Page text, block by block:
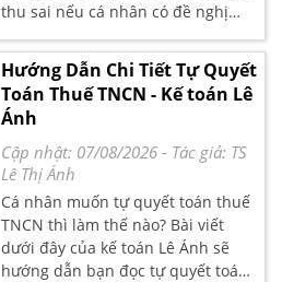
thu sai nếu cá nhân có đề nghị
thanh toán. Quy định về hoàn thuế
thu nhập cá nhân như thế nào?
Điều kiện được hoàn thuế ra sao?
Thủ tục hoàn thuế thực hiện có
những bước nào? Trong bài viết
hôm nay, Kế Toán Lê Ánh sẽ chia
sẻ và cung cấp cho các bạn những
kiến thức quan trọng liên quan
trực tiếp đến quyền lợi của chính
các bạn - Hoàn thuế thu nhập cá
nhân.
Hướng Dẫn Chi Tiết Tự Quyết
Toán Thuế TNCN - Kế toán Lê
Ánh
Cập nhật: 07/08/2026 - Tác giả: TS
Lê Thị Ánh
Cá nhân muốn tự quyết toán thuế
TNCN thì làm thế nào? Bài viết
dưới đây của kế toán Lê Ánh sẽ
hướng dẫn bạn đọc tự quyết toán